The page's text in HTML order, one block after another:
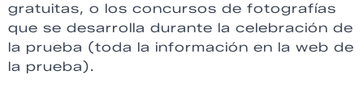
gratuitas, o los concursos de fotografías
que se desarrolla durante la celebración de
la prueba (toda la información en la web de
la prueba).